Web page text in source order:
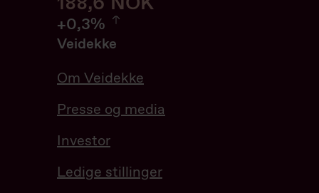
+0,3%
0.32%
Veidekke
Om Veidekke
Presse og media
Investor
Ledige stillinger